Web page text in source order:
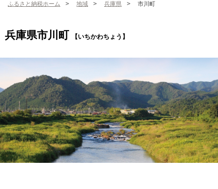
ふるさと納税ホーム 地域 兵庫県 市川町
兵庫県市川町 【いちかわちょう】